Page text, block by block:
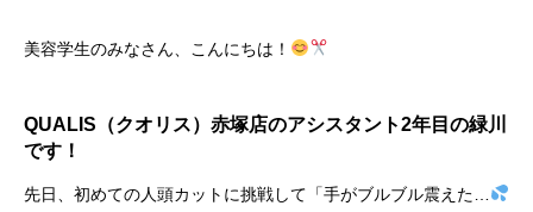
美容学生のみなさん、こんにちは！
QUALIS（クオリス）赤塚店のアシスタント2年目の緑川
です！
​先日、初めての人頭カットに挑戦して「手がブルブル震えた…